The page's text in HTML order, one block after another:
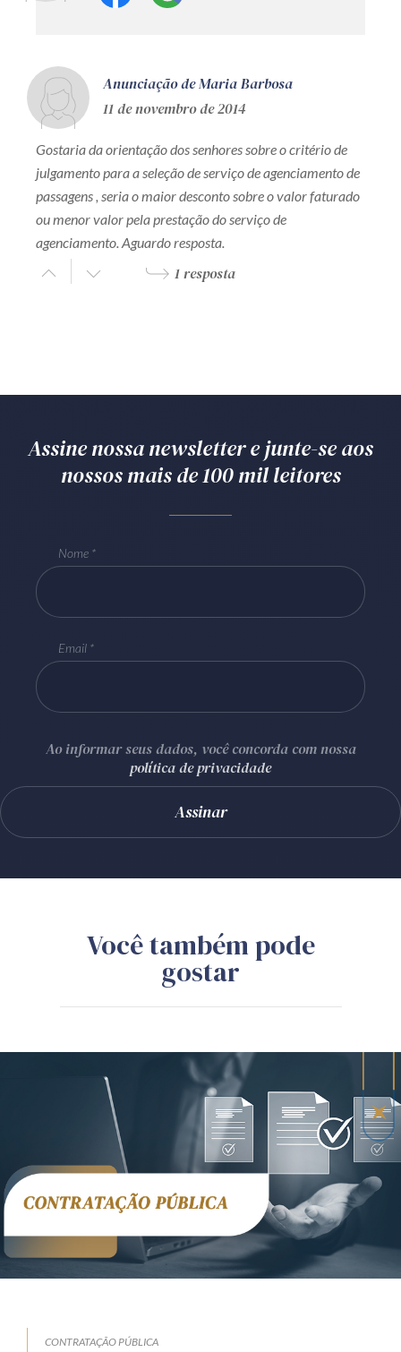
Anunciação de Maria Barbosa
11 de novembro de 2014
Gostaria da orientação dos senhores sobre o critério de
julgamento para a seleção de serviço de agenciamento de
passagens , seria o maior desconto sobre o valor faturado
ou menor valor pela prestação do serviço de
agenciamento. Aguardo resposta.
1 resposta
Assine nossa newsletter e junte-se aos
nossos mais de 100 mil leitores
Nome
Email
Ao informar seus dados, você concorda com nossa
política de privacidade
Você também pode
gostar
CONTRATAÇÃO PÚBLICA